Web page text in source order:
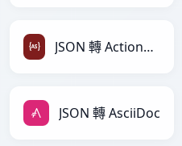
JSON 轉 ActionScript
JSON 轉 AsciiDoc